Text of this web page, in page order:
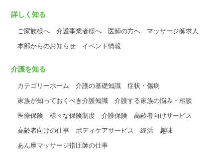
詳しく知る
ご家族様へ 介護事業者様へ 医師の方へ
マッサージ師求人
本部からのお知らせ
イベント情報
介護を知る
カテゴリーホーム 介護の基礎知識
症状・傷病
家族が知っておくべき介護知識
介護する家族の悩み・相談
医療保険
様々な保険制度 介護保険
高齢者向けサービス
高齢者向けの仕事
ボディケアサービス 終活
趣味
あん摩マッサージ指圧師の仕事